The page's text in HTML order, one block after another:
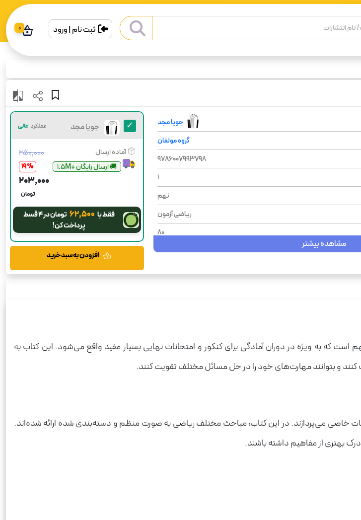
ثبت نام | ورود 0
جویا مجد
گروه مولفان
9786007993798
1
نهم
ریاضی آزمون
80
1404
170
مشاهده بیشتر
جویا مجد عملکرد عالی
آماده ارسال
😍آخرین چاپ
۲۵۰٬۰۰۰
19%
۲۰۳٬۰۰۰
تومان
فقط با ۶۲٬۵۰۰
تومان در ۴ قسط
پرداخت کن!
افزودن به سبد خرید
است که به ویژه در دوران آمادگی برای کنکور و امتحانات نهایی بسیار مفید واقع می‌شود. این کتاب به
و بتوانند مهارت‌های خود را در حل مسائل مختلف تقویت کنند.
می‌پردازند. در این کتاب، مباحث مختلف ریاضی به صورت منظم و دسته‌بندی شده ارائه شده‌اند.
بهتری از مفاهیم داشته باشند.